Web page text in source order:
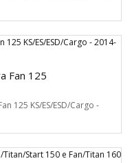
Fan 125
125 KS/ES/ESD/Cargo -